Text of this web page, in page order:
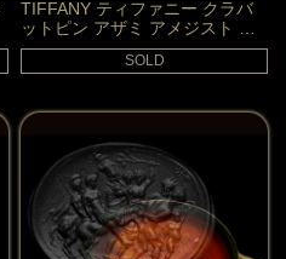
TIFFANY ティファニー クラバ
ットピン アザミ アメジスト プ
ラチナ ダイヤモンド
SOLD